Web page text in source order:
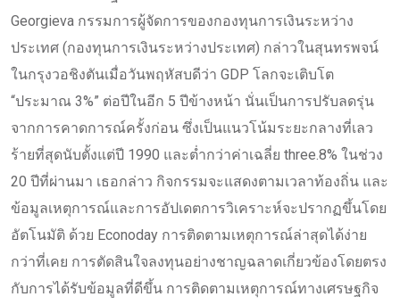
Georgieva กรรมการผู้จัดการของกองทุนการเงินระหว่าง
ประเทศ (กองทุนการเงินระหว่างประเทศ) กล่าวในสุนทรพจน์
ในกรุงวอชิงตันเมื่อวันพฤหัสบดีว่า GDP โลกจะเติบโต
“ประมาณ 3%” ต่อปีในอีก 5 ปีข้างหน้า นั่นเป็นการปรับลดรุ่น
จากการคาดการณ์ครั้งก่อน ซึ่งเป็นแนวโน้มระยะกลางที่เลว
ร้ายที่สุดนับตั้งแต่ปี 1990 และต่ำกว่าค่าเฉลี่ย three.8% ในช่วง
20 ปีที่ผ่านมา เธอกล่าว กิจกรรมจะแสดงตามเวลาท้องถิ่น และ
ข้อมูลเหตุการณ์และการอัปเดตการวิเคราะห์จะปรากฏขึ้นโดย
อัตโนมัติ ด้วย Econoday การติดตามเหตุการณ์ล่าสุดได้ง่าย
กว่าที่เคย การตัดสินใจลงทุนอย่างชาญฉลาดเกี่ยวข้องโดยตรง
กับการได้รับข้อมูลที่ดีขึ้น การติดตามเหตุการณ์ทางเศรษฐกิจ